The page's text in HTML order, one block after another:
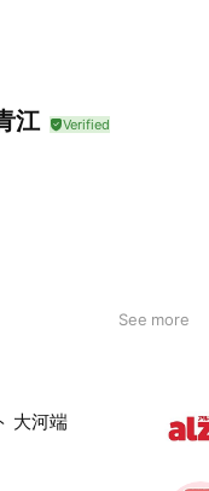
江
See more
大河端